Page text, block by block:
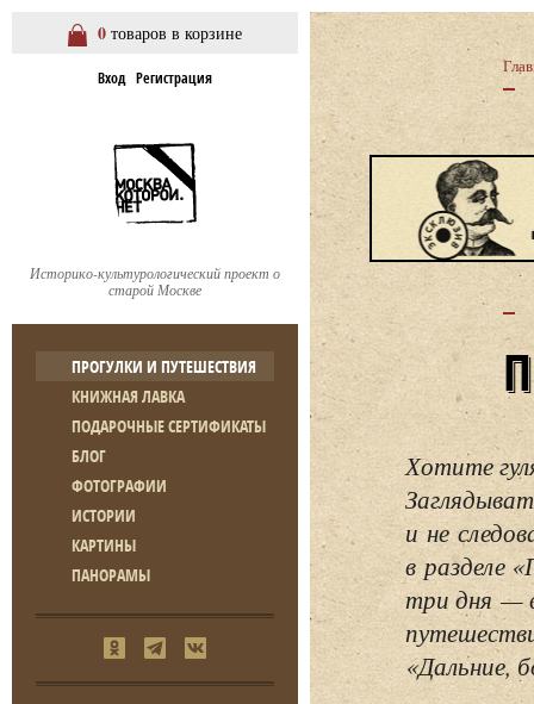
0 товаров в корзине
Вход Регистрация
Историко-культурологический проект о
старой Москве
ПРОГУЛКИ И ПУТЕШЕСТВИЯ
КНИЖНАЯ ЛАВКА
ПОДАРОЧНЫЕ СЕРТИФИКАТЫ
БЛОГ
ФОТОГРАФИИ
ИСТОРИИ
КАРТИНЫ
ПАНОРАМЫ
Хотите
и не
в разделе
три дня —
«Дальние,